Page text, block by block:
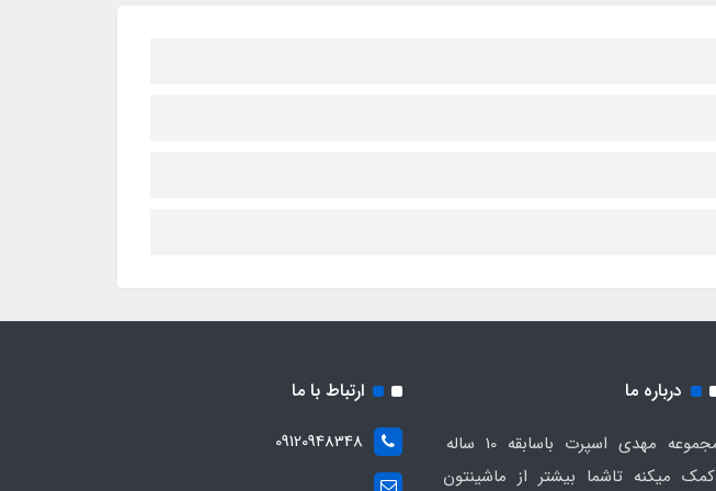
درباره ما
مجموعه مهدی اسپرت باسابقه 10 ساله
کمک میکنه تاشما بیشتر از ماشینتون
ارتباط با ما
09120948348